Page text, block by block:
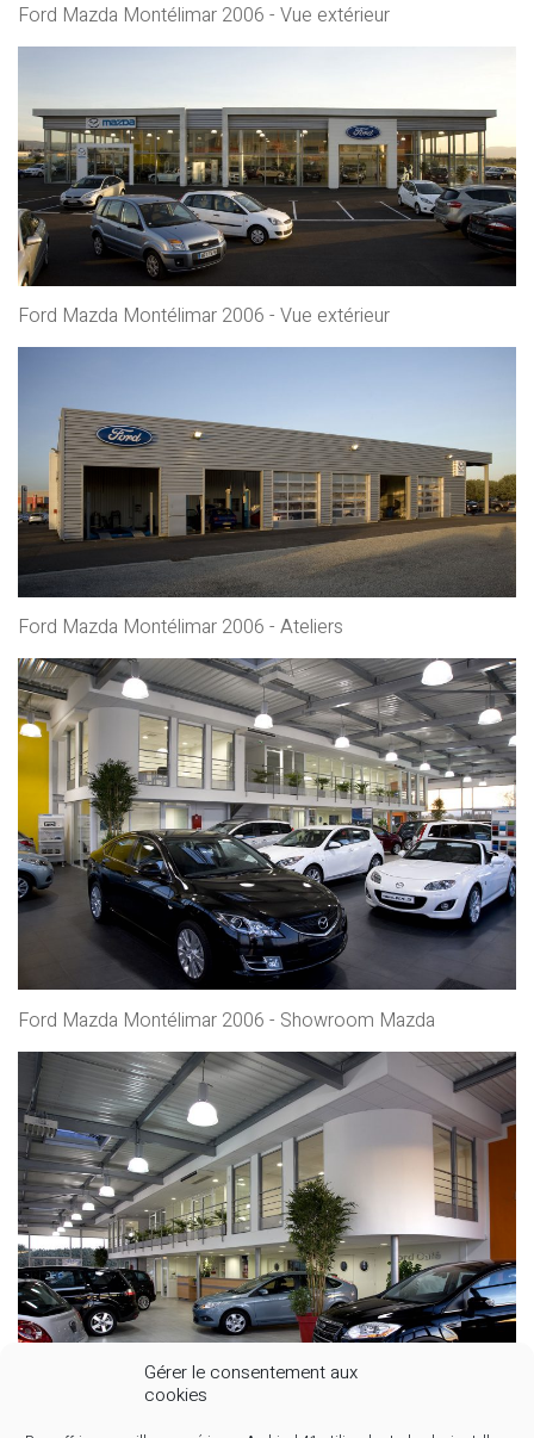
Gérer le consentement aux
cookies
Ford Mazda Montélimar 2006 - Vue extérieur
Ford Mazda Montélimar 2006 - Vue extérieur
Ford Mazda Montélimar 2006 - Ateliers
Ford Mazda Montélimar 2006 - Showroom Mazda